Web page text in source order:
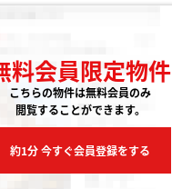
料会員限定物件
こちらの物件は無料会員のみ
閲覧することができます。
約1分 今すぐ会員登録をする